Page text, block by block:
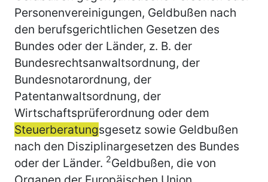
Personenvereinigungen, Geldbußen nach
den berufsgerichtlichen Gesetzen des
Bundes oder der Länder, z. B. der
Bundesrechtsanwaltsordnung, der
Bundesnotarordnung, der
Patentanwaltsordnung, der
Wirtschaftsprüferordnung oder dem
Steuerberatungsgesetz sowie Geldbußen
nach den Disziplinargesetzen des Bundes
oder der Länder. 2Geldbußen, die von